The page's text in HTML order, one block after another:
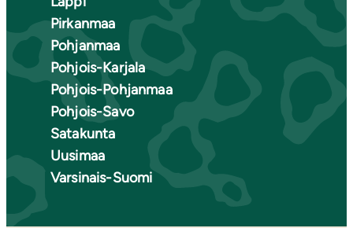
Pirkanmaa
Pohjanmaa
Pohjois-Karjala
Pohjois-Pohjanmaa
Pohjois-Savo
Satakunta
Uusimaa
Varsinais-Suomi